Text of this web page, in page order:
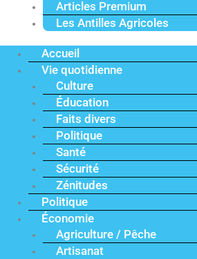
Articles Premium
Les Antilles Agricoles
Accueil
Vie quotidienne
Culture
Éducation
Faits divers
Politique
Santé
Sécurité
Zénitudes
Politique
Économie
Agriculture / Pêche
Artisanat